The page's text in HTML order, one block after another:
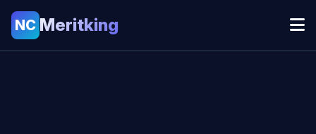
NC Meritking